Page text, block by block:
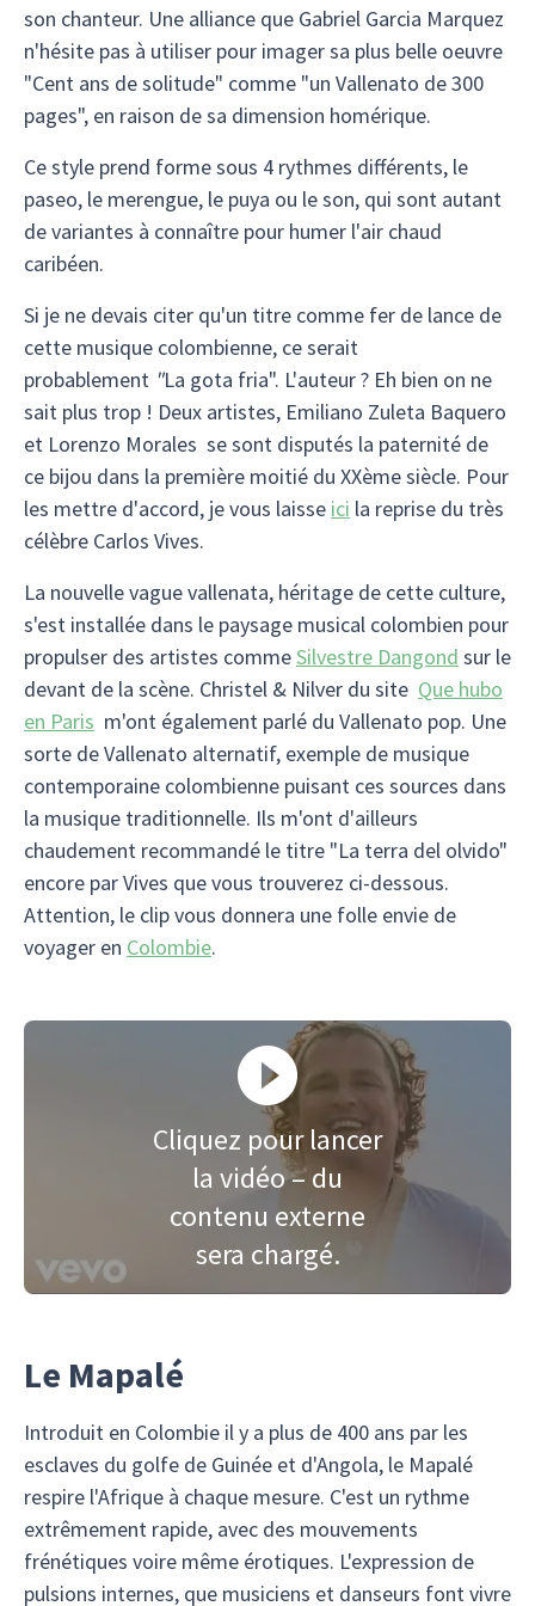
son chanteur. Une alliance que Gabriel Garcia Marquez
n'hésite pas à utiliser pour imager sa plus belle oeuvre
"Cent ans de solitude" comme "un Vallenato de 300
pages", en raison de sa dimension homérique.
Ce style prend forme sous 4 rythmes différents, le
paseo, le merengue, le puya ou le son, qui sont autant
de variantes à connaître pour humer l'air chaud
caribéen.
Si je ne devais citer qu'un titre comme fer de lance de
cette musique colombienne, ce serait
probablement "La gota fria". L'auteur ? Eh bien on ne
sait plus trop ! Deux artistes, Emiliano Zuleta Baquero
et Lorenzo Morales se sont disputés la paternité de
ce bijou dans la première moitié du XXème siècle. Pour
les mettre d'accord, je vous laisse ici la reprise du très
célèbre Carlos Vives.
La nouvelle vague vallenata, héritage de cette culture,
s'est installée dans le paysage musical colombien pour
propulser des artistes commeSilvestre Dangond sur le
devant de la scène. Christel & Nilver du site Que hubo
en Paris m'ont également parlé du Vallenato pop. Une
sorte de Vallenato alternatif, exemple de musique
contemporaine colombienne puisant ces sources dans
la musique traditionnelle. Ils m'ont d'ailleurs
chaudement recommandé le titre "La terra del olvido"
encore par Vives que vous trouverez ci-dessous.
Attention, le clip vous donnera une folle envie de
voyager en Colombie.
Cliquez pour lancer
la vidéo – du
contenu externe
sera chargé.
Le Mapalé
Introduit en Colombie il y a plus de 400 ans par les
esclaves du golfe de Guinée et d'Angola, le Mapalé
respire l'Afrique à chaque mesure. C'est un rythme
extrêmement rapide, avec des mouvements
frénétiques voire même érotiques. L'expression de
pulsions internes, que musiciens et danseurs font vivre